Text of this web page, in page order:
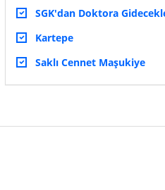
SGK'dan Doktora
Kartepe
Saklı Cennet Maşukiye